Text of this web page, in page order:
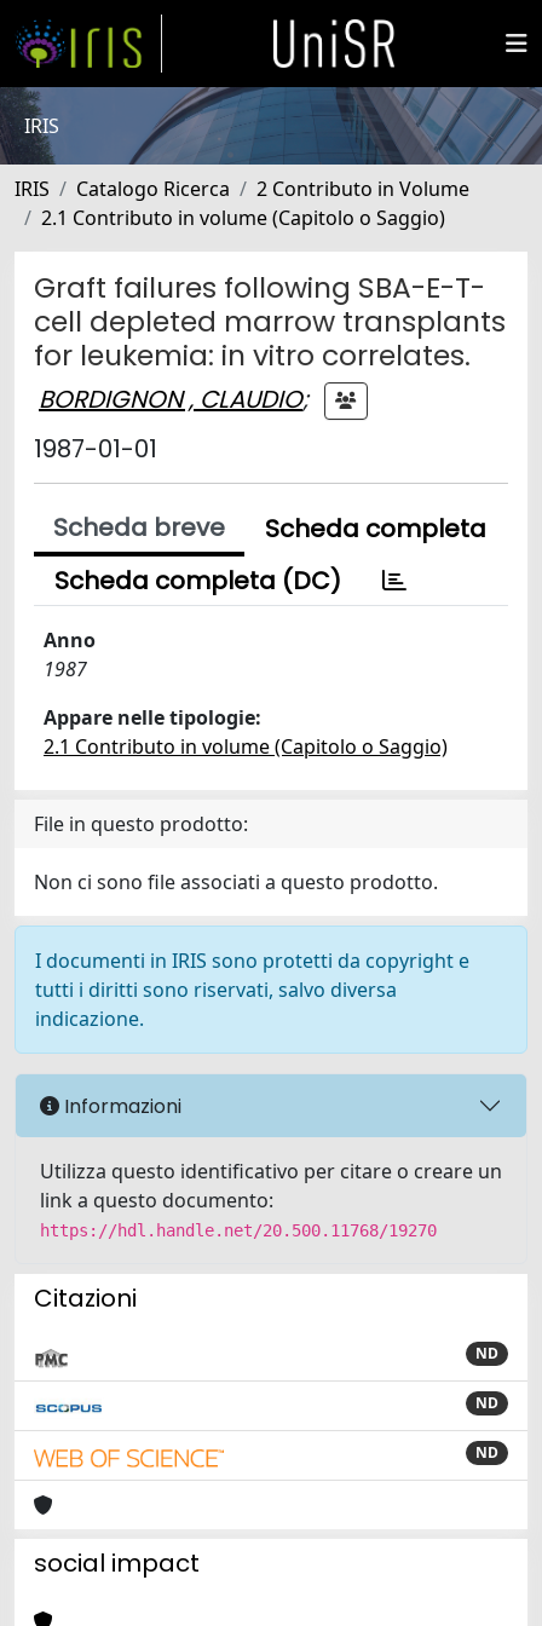
IRIS
IRIS Catalogo Ricerca
2 Contributo in Volume
2.1 Contributo in volume (Capitolo o Saggio)
Graft failures following SBA-E-T-
cell depleted marrow transplants
for leukemia: in vitro correlates.
BORDIGNON , CLAUDIO;
1987-01-01
Scheda breve
Scheda completa
Scheda completa (DC)
Anno
1987
Appare nelle tipologie:
2.1 Contributo in volume (Capitolo o Saggio)
File in questo prodotto:
Non ci sono file associati a questo prodotto.
I documenti in IRIS sono protetti da copyright e
tutti i diritti sono riservati, salvo diversa
indicazione.
Informazioni
Utilizza questo identificativo per citare o creare un
link a questo documento:
https://hdl.handle.net/20.500.11768/19270
Citazioni
ND
ND
ND
social impact